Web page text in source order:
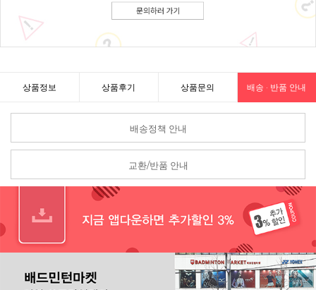
상품정보 상품후기 상품문의 배송 · 반품 안내
배송정책 안내
교환/반품 안내